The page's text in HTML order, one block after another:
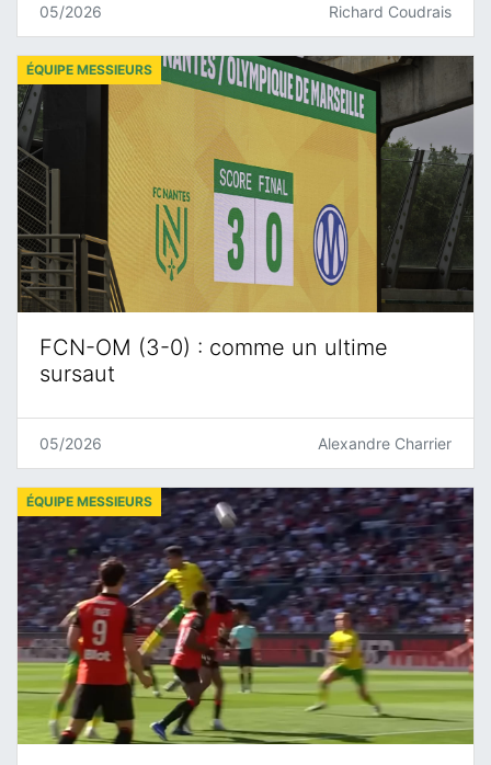
05/2026 Richard Coudrais
FCN-OM (3-0) : comme un ultime
sursaut
ÉQUIPE MESSIEURS
05/2026 Alexandre Charrier
ÉQUIPE MESSIEURS